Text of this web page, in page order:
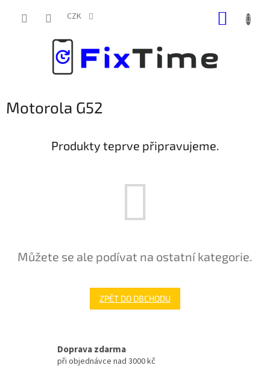
CZK
Motorola G52
Produkty teprve připravujeme.
Můžete se ale podívat na ostatní kategorie.
ZPĚT DO OBCHODU
Doprava zdarma
při objednávce nad 3000 kč